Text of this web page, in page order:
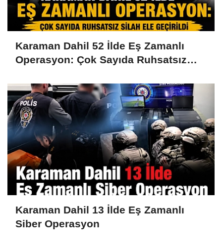
Karaman Dahil 52 İlde Eş Zamanlı
Operasyon: Çok Sayıda Ruhsatsız
Karaman Dahil 13 İlde Eş Zamanlı
Siber Operasyon